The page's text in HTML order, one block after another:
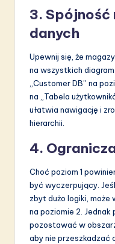
3. Spójność
danych
Upewnij się, że
na wszystkich
„Customer DB” na
na „Tabela
ułatwia nawigację i
hierarchii.
4.
Choć poziom 1
być wyczerpujący.
zbyt dużo logiki, może
na poziomie 2. Jednak
pozostawać w
aby nie przeszkadzać